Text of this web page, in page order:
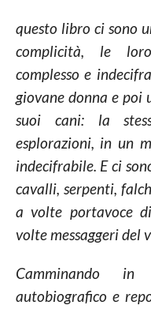
questo libro ci sono
complicità, le
complesso e
giovane donna e poi
suoi cani: la
esplorazioni, in un
indecifrabile. E ci
cavalli, serpenti,
a volte portavoce
volte messaggeri del
Camminando
autobiografico e